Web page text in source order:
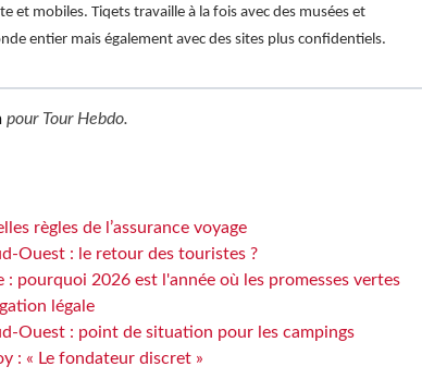
et mobiles. Tiqets travaille à la fois avec des musées et
entier mais également avec des sites plus confidentiels.
pour Tour Hebdo.
règles de l’assurance voyage
Ouest : le retour des touristes ?
: pourquoi 2026 est l'année où les promesses vertes
légale
Ouest : point de situation pour les campings
: « Le fondateur discret »